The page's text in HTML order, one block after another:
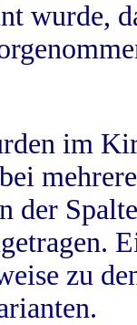
wurde,
im
der
zu